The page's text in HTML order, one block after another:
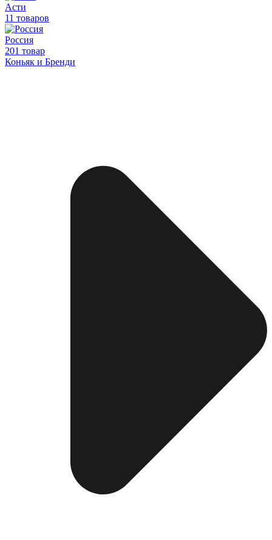
Асти
11 товаров
Россия
201 товар
Коньяк и Бренди